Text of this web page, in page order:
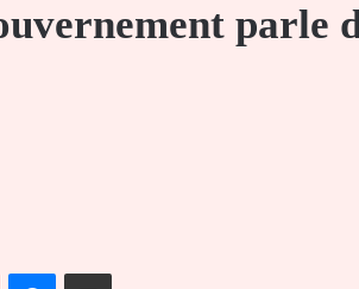
parle
PinterestMessengerPartager par email